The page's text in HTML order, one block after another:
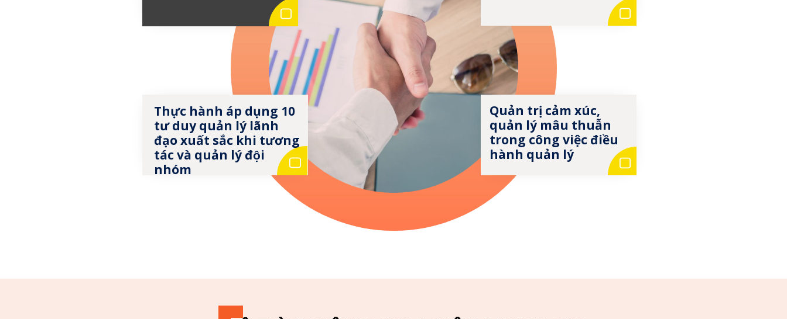
Thực hành áp dụng 10
tư duy quản lý lãnh
đạo xuất sắc khi tương
tác và quản lý đội
nhóm
Quản trị cảm xúc,
quản lý mâu thuẫn
trong công việc điều
hành quản lý